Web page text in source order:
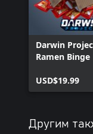
Darwin
Ramen Binge
USD$19.99
Другим